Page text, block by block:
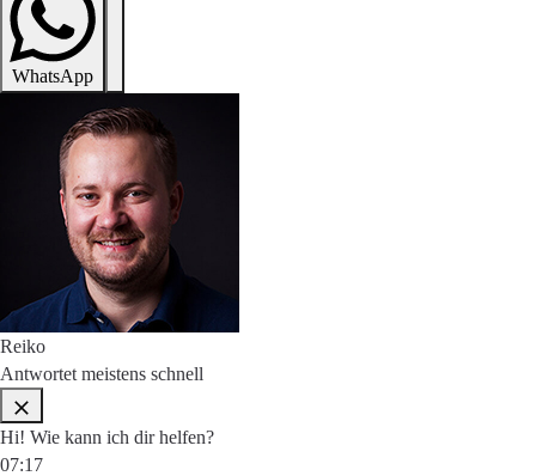
WhatsApp
Reiko
Antwortet meistens schnell
Hi! Wie kann ich dir helfen?
07:17